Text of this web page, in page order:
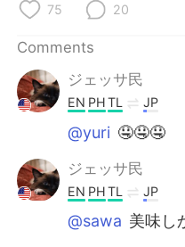
75 20
Comments
ジェッサ民
EN PHTL JP
@yuri 🤤🤤🤤
ジェッサ民
EN PHTL JP
@sawa 美味し